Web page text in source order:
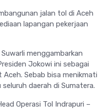
jalan tol di Aceh
lapangan pekerjaan
menggambarkan
Jokowi ini sebagai
Aceh. Sebab bisa menikmati
daerah di Sumatera.
Operasi Tol Indrapuri –